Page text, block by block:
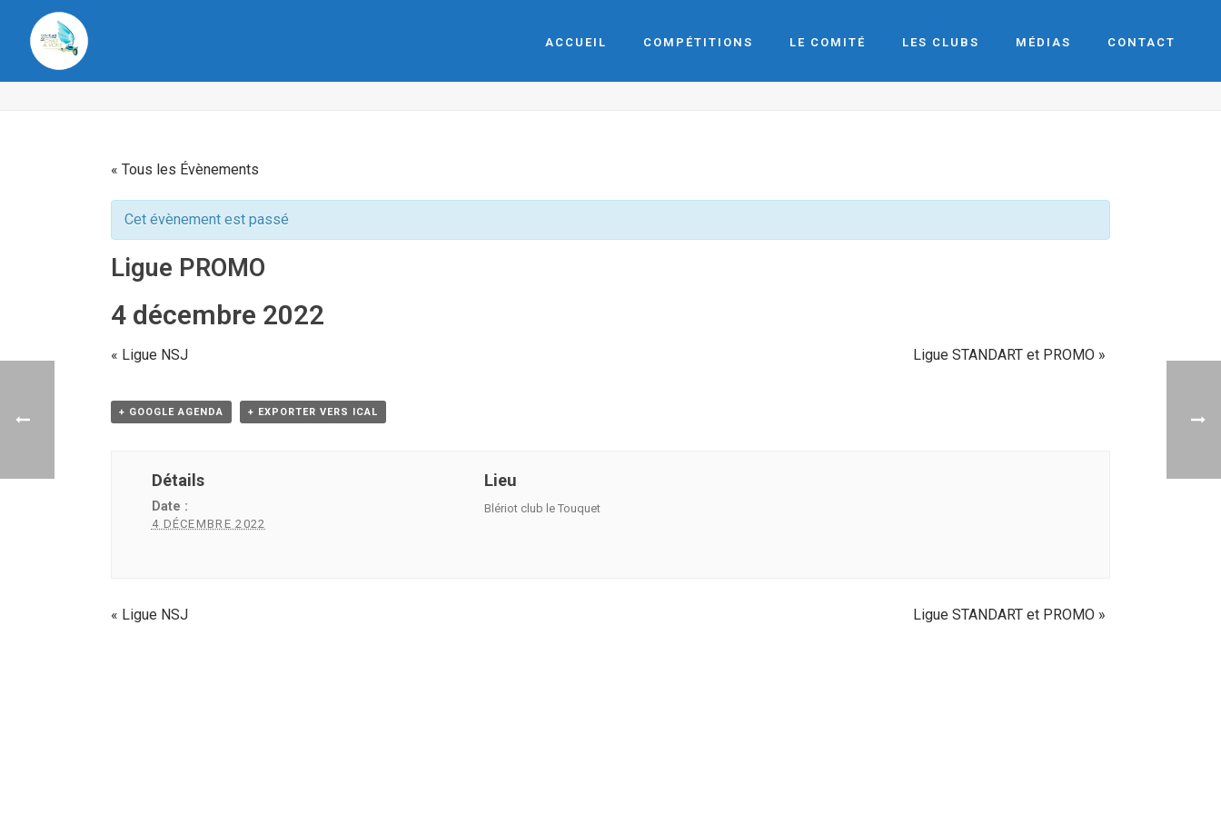
ACCUEIL COMPÉTITIONS LE COMITÉ LES CLUBS MÉDIAS CONTACT
« Tous les Évènements
Cet évènement est passé
Ligue PROMO
4 décembre 2022
« Ligue NSJ Ligue STANDART et PROMO »
+ GOOGLE AGENDA + EXPORTER VERS ICAL
Détails
Date :
4 DÉCEMBRE 2022
Lieu
Blériot club le Touquet
« Ligue NSJ Ligue STANDART et PROMO »